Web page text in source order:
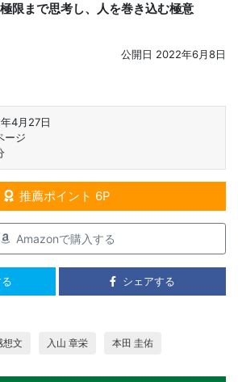
限まで思考し、人を巻き込む極意
公開日 2022年6月8日
4月27日
ージ
推薦ポイント 6P
Amazonで購入する
シェアする
想文 入山 章栄 本田 圭佑